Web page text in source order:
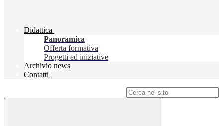
Didattica
Panoramica
Offerta formativa
Progetti ed iniziative
Archivio news
Contatti